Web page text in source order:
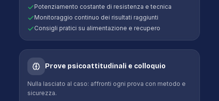
Potenziamento costante di resistenza e tecnica
Monitoraggio continuo dei risultati raggiunti
Consigli pratici su alimentazione e recupero
Prove psicoattitudinali e colloquio
Nulla lasciato al caso: affronti ogni prova con metodo e
sicurezza.